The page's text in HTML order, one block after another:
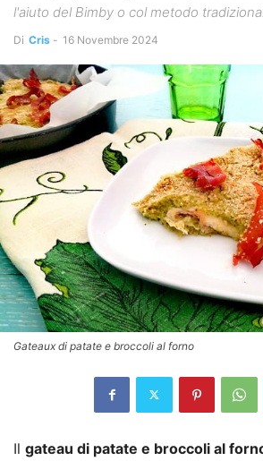
l'aiuto del Bimby o col metodo
Di Cris - 16 Novembre 2024
Gateaux di patate e broccoli al forno
Il gateau di patate e broccoli al